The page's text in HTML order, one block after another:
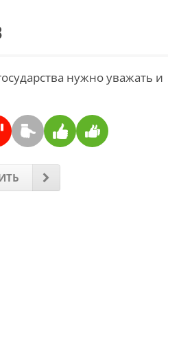
нужно уважать и